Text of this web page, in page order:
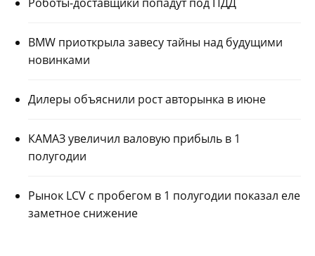
BMW приоткрыла завесу тайны над будущими
новинками
Дилеры объяснили рост авторынка в июне
КАМАЗ увеличил валовую прибыль в 1
полугодии
Рынок LCV с пробегом в 1 полугодии показал еле
заметное снижение